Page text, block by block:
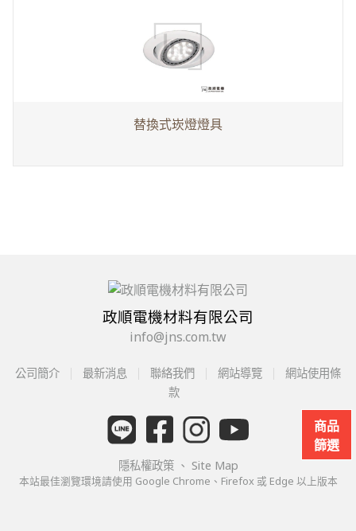
商品
篩選
替換式崁燈燈具
政順電機材料有限公司
info@jns.com.tw
公司簡介 最新消息 聯絡我們 網站導覽
網站使用條
款
隱私權政策 、 Site Map
本站最佳瀏覽環境請使用 Google Chrome、Firefox 或 Edge 以上版本